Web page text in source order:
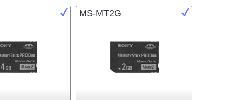
MS-MT2G